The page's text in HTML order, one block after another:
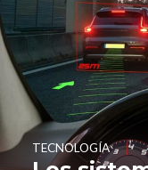
TECNOLOGÍA